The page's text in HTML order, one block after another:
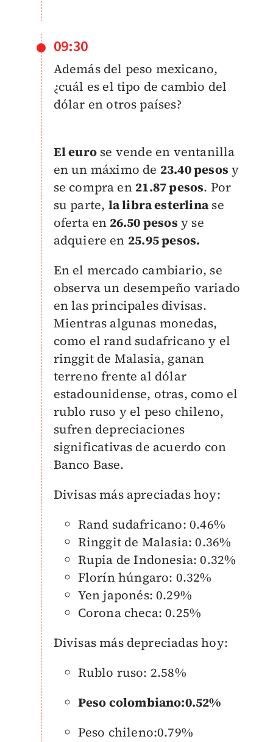
09:30
Además del peso mexicano,
¿cuál es el tipo de cambio del
dólar en otros países?
El eurose vende en ventanilla
en un máximo de 23.40 pesos y
se compra en 21.87 pesos. Por
su parte, la libra esterlinase
oferta en 26.50 pesos y se
adquiere en 25.95 pesos.
En el mercado cambiario, se
observa un desempeño variado
en las principales divisas.
Mientras algunas monedas,
como el rand sudafricano y el
ringgit de Malasia, ganan
terreno frente al dólar
estadounidense, otras, como el
rublo ruso y el peso chileno,
sufren depreciaciones
significativas de acuerdo con
Banco Base.
Divisas más apreciadas hoy:
Rand sudafricano: 0.46%
Ringgit de Malasia: 0.36%
Rupia de Indonesia: 0.32%
Florín húngaro: 0.32%
Yen japonés: 0.29%
Corona checa: 0.25%
Divisas más depreciadas hoy:
Rublo ruso: 2.58%
Peso colombiano:0.52%
Peso chileno:0.79%